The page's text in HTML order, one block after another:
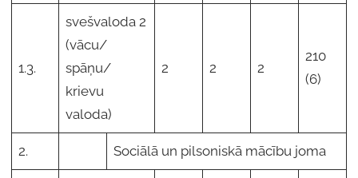
1.3.
svešvaloda 2
(vācu/
spāņu/
krievu
valoda)
2 2 2
210
(6)
2. Sociālā un pilsoniskā mācību joma